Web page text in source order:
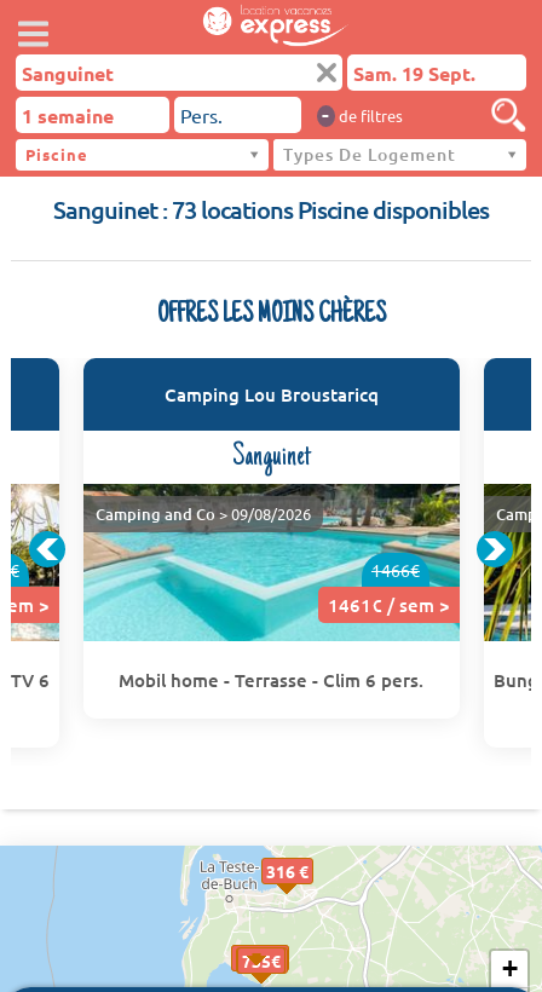
- de filtres
Piscine
Types De Logement
Sanguinet
Sanguinet : 73 locations Piscine disponibles
OFFRES LES MOINS CHÈRES
>
TV 6
Camping Lou Broustaricq
Sanguinet
1466€
1461€ / sem >
Camping and Co > 09/08/2026
Mobil home - Terrasse - Clim 6 pers.
376 €
316 €
735€
1461€
735€
1461€
735€
+